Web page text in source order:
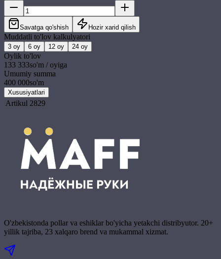
Savatga qo'shish Hozir xarid qilish
Muddatli to'lov kalkulyatori
3 oy 6 oy 12 oy 24 oy
Oylik to'lov
133 333so'm / oyiga
Umumiy summa
400 000so'm
Xususiyatlari
Artikul 2829
O'zbekistonda pollar va eshiklar bo'yicha yetakchi distribyutor. 20+
yillik tajriba, 23 xalqaro brend va mukammal xizmat.